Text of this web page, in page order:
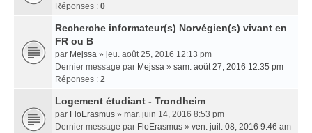
Réponses : 0
Recherche informateur(s) Norvégien(s) vivant en
FR ou B
par Mejssa » jeu. août 25, 2016 12:13 pm
Dernier message par Mejssa » sam. août 27, 2016 12:35 pm
Réponses : 2
Logement étudiant - Trondheim
par FloErasmus » mar. juin 14, 2016 8:53 pm
Dernier message par FloErasmus » ven. juil. 08, 2016 9:46 am